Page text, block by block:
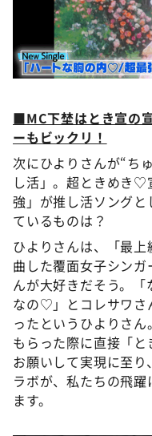
■MC下埜はとき宣の
ーもビックリ！
次にひよりさんが“ち
し活」。超ときめき♡
強」が推し活ソング
ているものは？
ひよりさんは、「最
曲した覆面女子シン
んが大好きだそう。
なの♡」とコレサワさ
ったというひよりさ
もらった際に直接「
お願いして実現に至
ラボが、私たちの飛
ます。